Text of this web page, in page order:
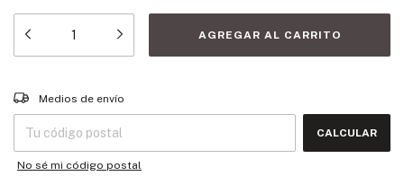
Entregas para el CP:
Medios de envío
CALCULAR
No sé mi código postal